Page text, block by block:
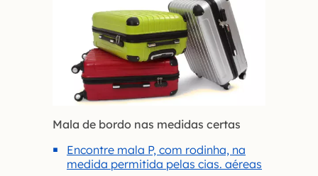
Mala de bordo nas medidas certas
Encontre mala P, com rodinha, na
medida permitida pelas cias. aéreas